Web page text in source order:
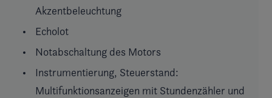
Akzentbeleuchtung
Echolot
Notabschaltung des Motors
Instrumentierung, Steuerstand:
Multifunktionsanzeigen mit Stundenzähler und